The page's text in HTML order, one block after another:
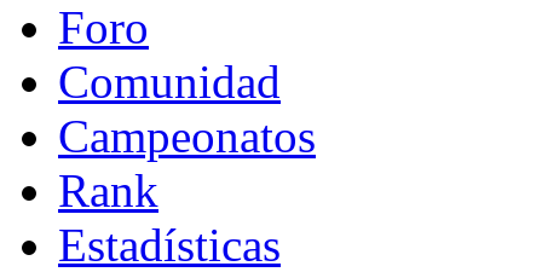
Foro
Comunidad
Campeonatos
Rank
Estadísticas